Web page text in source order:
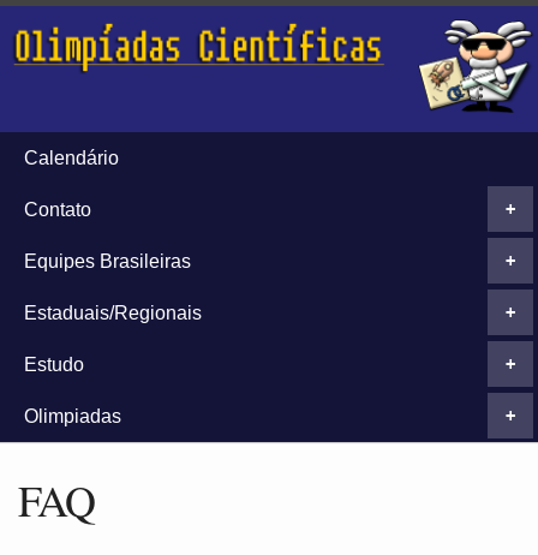
Calendário
+
Contato
+
Equipes Brasileiras
+
Estaduais/Regionais
+
Estudo
+
Olimpiadas
FAQ